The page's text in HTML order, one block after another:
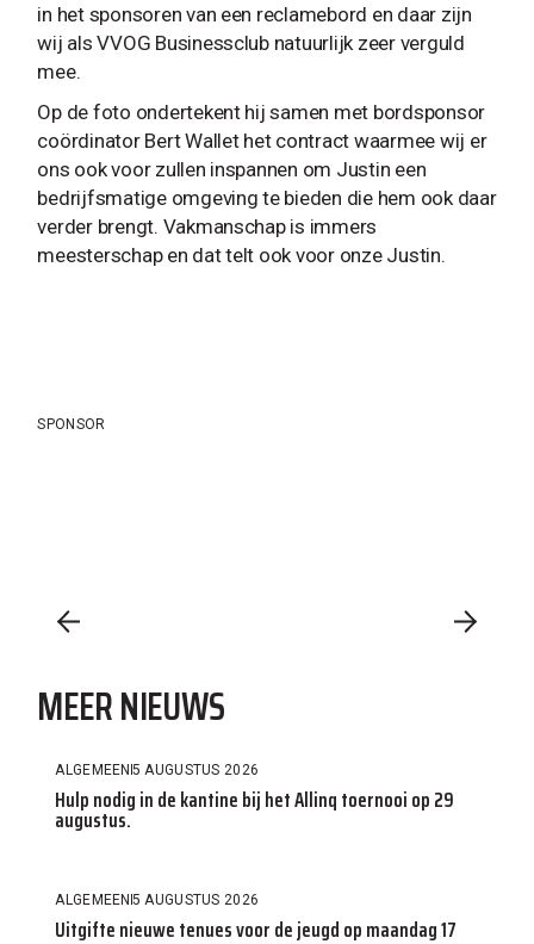
in het sponsoren van een reclamebord en daar zijn
wij als VVOG Businessclub natuurlijk zeer verguld
mee.
Op de foto ondertekent hij samen met bordsponsor
coördinator Bert Wallet het contract waarmee wij er
ons ook voor zullen inspannen om Justin een
bedrijfsmatige omgeving te bieden die hem ook daar
verder brengt. Vakmanschap is immers
meesterschap en dat telt ook voor onze Justin.
SPONSOR
MEER NIEUWS
ALGEMEEN5 AUGUSTUS 2026
Hulp nodig in de kantine bij het Allinq toernooi op 29
augustus.
ALGEMEEN5 AUGUSTUS 2026
Uitgifte nieuwe tenues voor de jeugd op maandag 17